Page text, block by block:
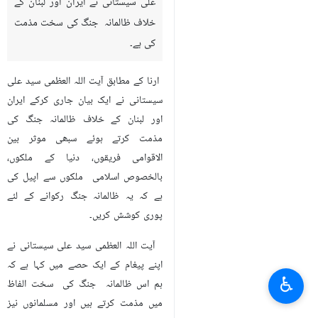
خلاف ظالمانہ جنگ کی سخت مذمت
کی ہے۔
ارنا کے مطابق آیت اللہ العظمی سید علی
سیستانی نے ایک بیان جاری کرکے ایران
اور لبنان کے خلاف ظالمانہ جنگ کی
مذمت کرتے ہوئے سبھی موثر بین
الاقوامی فریقوں، دنیا کے ملکوں،
بالخصوص اسلامی ملکوں سے اپیل کی
ہے کہ یہ ظالمانہ جنگ رکوانے کے لئے
پوری کوشش کریں۔
آیت اللہ العظمی سید علی سیستانی نے
اپنے پیغام کے ایک حصے میں کہا ہے کہ
ہم اس ظالمانہ جنگ کی سخت الفاظ
میں مذمت کرتے ہیں اور مسلمانوں نیز
♿︎